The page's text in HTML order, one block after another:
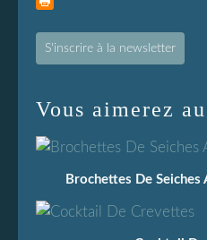
S'inscrire à la newsletter
Vous aimerez
Brochettes De Seiches